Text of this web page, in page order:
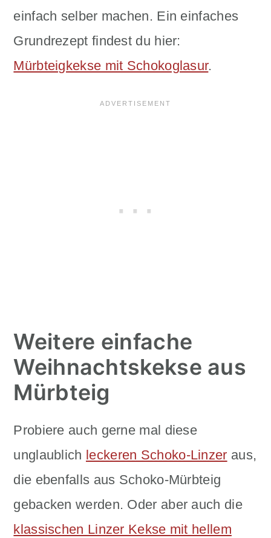
einfach selber machen. Ein einfaches
Grundrezept findest du hier:
Mürbteigkekse mit Schokoglasur.
Weitere einfache
Weihnachtskekse aus
Mürbteig
Probiere auch gerne mal diese
unglaublich leckeren Schoko-Linzer aus,
die ebenfalls aus Schoko-Mürbteig
gebacken werden. Oder aber auch die
klassischen Linzer Kekse mit hellem